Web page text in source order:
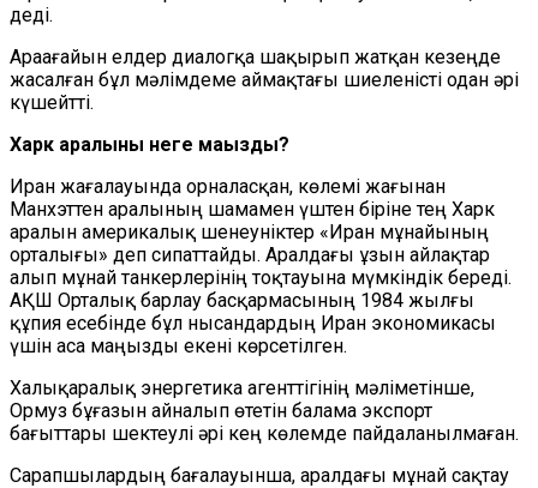
деді.
Араағайын елдер диалогқа шақырып жатқан кезеңде
жасалған бұл мәлімдеме аймақтағы шиеленісті одан әрі
күшейтті.
Харк аралыны неге маңызды?
Иран жағалауында орналасқан, көлемі жағынан
Манхэттен аралының шамамен үштен біріне тең Харк
аралын америкалық шенеуніктер «Иран мұнайының
орталығы» деп сипаттайды. Аралдағы ұзын айлақтар
алып мұнай танкерлерінің тоқтауына мүмкіндік береді.
АҚШ Орталық барлау басқармасының 1984 жылғы
құпия есебінде бұл нысандардың Иран экономикасы
үшін аса маңызды екені көрсетілген.
Халықаралық энергетика агенттігінің мәліметінше,
Ормуз бұғазын айналып өтетін балама экспорт
бағыттары шектеулі әрі кең көлемде пайдаланылмаған.
Сарапшылардың бағалауынша, аралдағы мұнай сақтау